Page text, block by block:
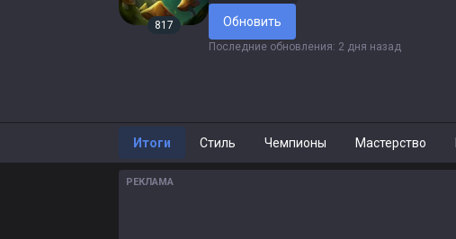
817 Обновить
Последние обновления: 2 дня назад
Итоги Стиль Чемпионы Мастерство
РЕКЛАМА